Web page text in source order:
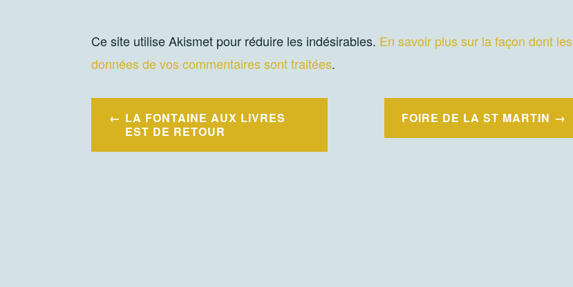
Ce site utilise Akismet pour réduire les indésirables. En savoir plus sur la façon dont les
données de vos commentaires sont traitées.
Navigation
l’article
LA FONTAINE AUX LIVRES
EST DE RETOUR
FOIRE DE LA ST MARTIN